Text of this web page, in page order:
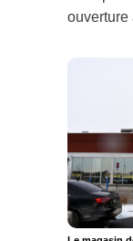
cette
ouverture